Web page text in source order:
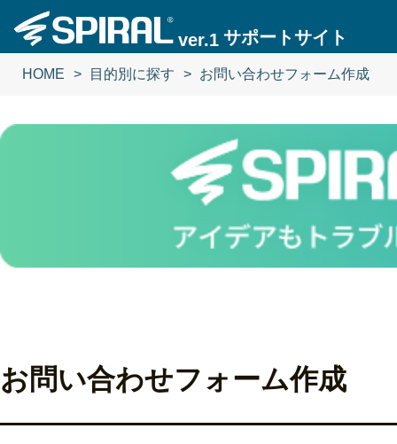
ver.1 サポートサイト
HOME 目的別に探す お問い合わせフォーム作成
お問い合わせフォーム作成